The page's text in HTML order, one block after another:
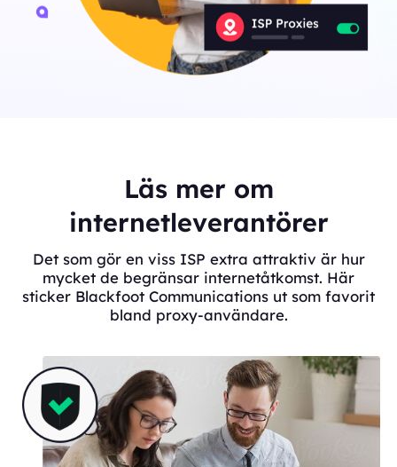
Läs mer om
internetleverantörer
Det som gör en viss ISP extra attraktiv är hur
mycket de begränsar internetåtkomst. Här
sticker Blackfoot Communications ut som favorit
bland proxy-användare.